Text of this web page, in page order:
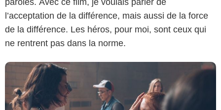
l’acceptation de la différence, mais aussi de la force
de la différence. Les héros, pour moi, sont ceux qui
ne rentrent pas dans la norme.